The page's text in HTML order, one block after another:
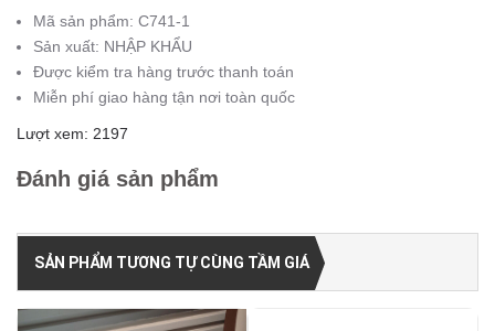
Mã sản phẩm: C741-1
Sản xuất: NHẬP KHẨU
Được kiểm tra hàng trước thanh toán
Miễn phí giao hàng tận nơi toàn quốc
Lượt xem: 2197
Đánh giá sản phẩm
SẢN PHẨM TƯƠNG TỰ CÙNG TẦM GIÁ